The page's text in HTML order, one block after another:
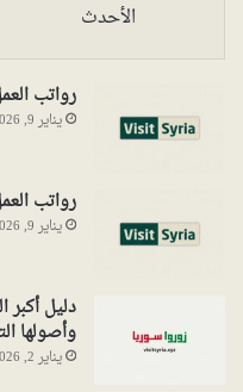
الأحدث
رواتب العمل
يناير 9, 2026
رواتب العمل
يناير 9, 2026
وأصولها
يناير 2, 2026